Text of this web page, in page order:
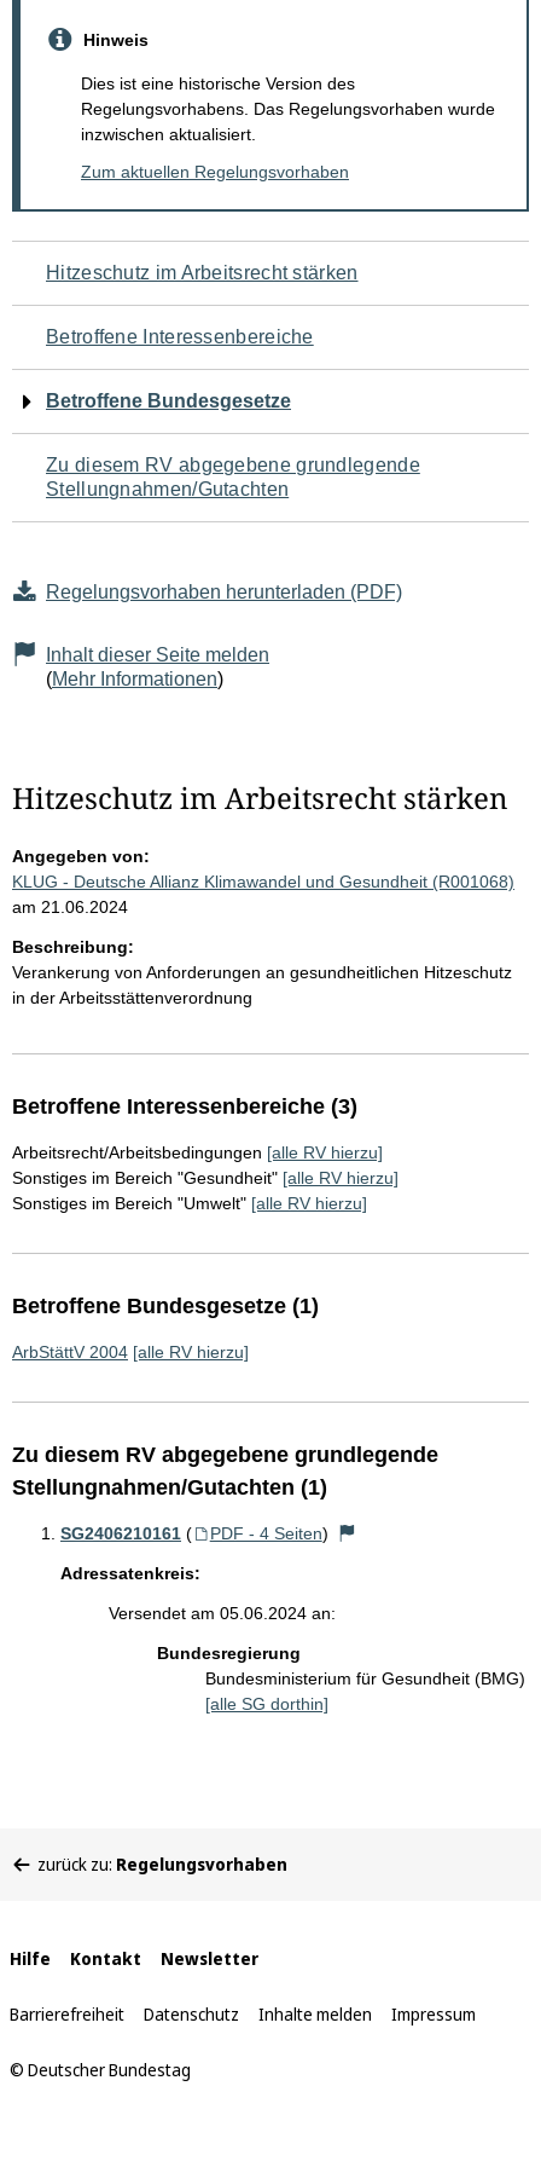
Hinweis
Dies ist eine historische Version des
Regelungsvorhabens. Das Regelungsvorhaben wurde
inzwischen aktualisiert.
Zum aktuellen Regelungsvorhaben
Navigation
für
den
Seiteninhalt
Hitzeschutz im Arbeitsrecht stärken
Betroffene Interessenbereiche
Betroffene Bundesgesetze
Zu diesem RV abgegebene grundlegende
Stellungnahmen/Gutachten
Regelungsvorhaben herunterladen (PDF)
Inhalt dieser Seite melden
(Mehr Informationen)
Hitzeschutz im Arbeitsrecht stärken
Angegeben von:
KLUG - Deutsche Allianz Klimawandel und Gesundheit (R001068)
am 21.06.2024
Beschreibung:
Verankerung von Anforderungen an gesundheitlichen Hitzeschutz
in der Arbeitsstättenverordnung
Betroffene Interessenbereiche (3)
Arbeitsrecht/Arbeitsbedingungen [alle RV hierzu]
Sonstiges im Bereich "Gesundheit" [alle RV hierzu]
Sonstiges im Bereich "Umwelt" [alle RV hierzu]
Betroffene Bundesgesetze (1)
ArbStättV 2004 [alle RV hierzu]
Zu diesem RV abgegebene grundlegende
Stellungnahmen/Gutachten (1)
SG2406210161 ( PDF - 4 Seiten)
Adressatenkreis:
Versendet am 05.06.2024 an:
Bundesregierung
Bundesministerium für Gesundheit (BMG)
[alle SG dorthin]
befinden
zurück zu: Regelungsvorhaben
Interne
Links
Hilfe Kontakt Newsletter
Barrierefreiheit Datenschutz Inhalte melden Impressum
© Deutscher Bundestag